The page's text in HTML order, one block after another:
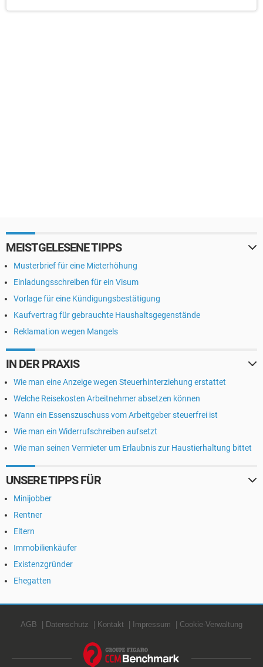
MEISTGELESENE TIPPS
Musterbrief für eine Mieterhöhung
Einladungsschreiben für ein Visum
Vorlage für eine Kündigungsbestätigung
Kaufvertrag für gebrauchte Haushaltsgegenstände
Reklamation wegen Mangels
IN DER PRAXIS
Wie man eine Anzeige wegen Steuerhinterziehung erstattet
Welche Reisekosten Arbeitnehmer absetzen können
Wann ein Essenszuschuss vom Arbeitgeber steuerfrei ist
Wie man ein Widerrufschreiben aufsetzt
Wie man seinen Vermieter um Erlaubnis zur Haustierhaltung bittet
UNSERE TIPPS FÜR
Minijobber
Rentner
Eltern
Immobilienkäufer
Existenzgründer
Ehegatten
AGB Datenschutz Kontakt Impressum Cookie-Verwaltung